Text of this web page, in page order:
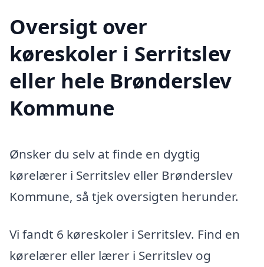
Oversigt over
køreskoler i Serritslev
eller hele Brønderslev
Kommune
Ønsker du selv at finde en dygtig
kørelærer i Serritslev eller Brønderslev
Kommune, så tjek oversigten herunder.
Vi fandt 6 køreskoler i Serritslev. Find en
kørelærer eller lærer i Serritslev og